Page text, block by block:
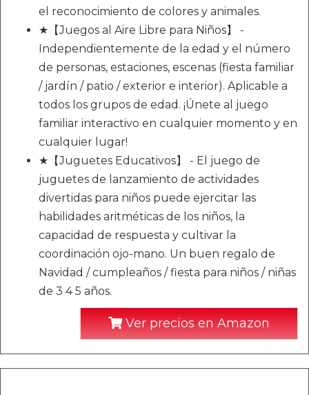
el reconocimiento de colores y animales.
★【Juegos al Aire Libre para Niños】 -
Independientemente de la edad y el número
de personas, estaciones, escenas (fiesta familiar
/ jardín / patio / exterior e interior). Aplicable a
todos los grupos de edad. ¡Únete al juego
familiar interactivo en cualquier momento y en
cualquier lugar!
★【Juguetes Educativos】 - El juego de
juguetes de lanzamiento de actividades
divertidas para niños puede ejercitar las
habilidades aritméticas de los niños, la
capacidad de respuesta y cultivar la
coordinación ojo-mano. Un buen regalo de
Navidad / cumpleaños / fiesta para niños / niñas
de 3 4 5 años.
Ver precios en Amazon